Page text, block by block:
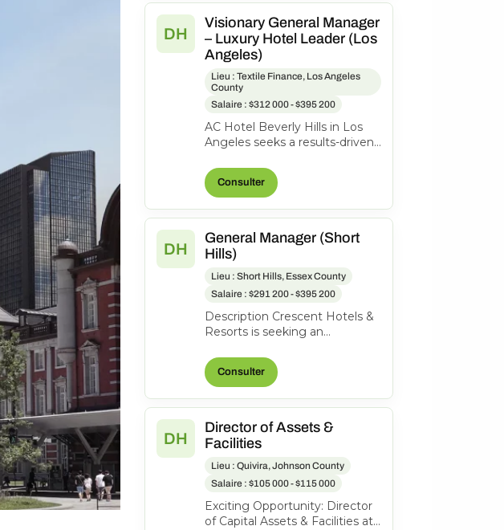
DH
Visionary General Manager
– Luxury Hotel Leader (Los
Angeles)
Lieu : Textile Finance, Los Angeles
County
Salaire : $312 000 - $395 200
AC Hotel Beverly Hills in Los
Angeles seeks a results-driven
200-room lifestyle hotel and...
Consulter
DH
General Manager (Short
Hills)
Lieu : Short Hills, Essex County
Salaire : $291 200 - $395 200
Description Crescent Hotels &
Resorts is seeking an
to lead the Hilton Short Hills. At
Cr...Consulter
DH
Director of Assets &
Facilities
Lieu : Quivira, Johnson County
Salaire : $105 000 - $115 000
Exciting Opportunity: Director
of Capital Assets & Facilities at